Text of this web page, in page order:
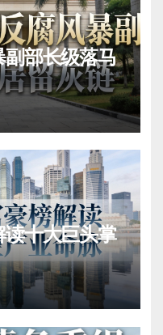
部长级落马
十大巨头掌